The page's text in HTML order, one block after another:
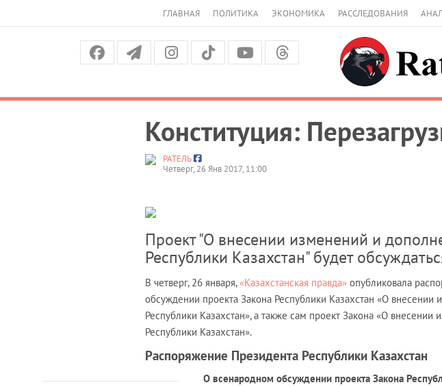
ГЛАВНАЯ ПОЛИТИКА ЭКОНОМИКА РАССЛЕДОВАНИЯ
Конституция:
РАТЕЛЬ
Четверг, 26 Янв 2017, 11:00
Проект "О внесении изменений и
Республики Казахстан" будет
В четверг, 26 января,«Казахстанская правда» опубликовала
обсуждении проекта Закона Республики Казахстан «О
Республики Казахстан», а также сам проект Закона «О
Республики Казахстан».
Распоряжение Президента Республики Казахстан
О всенародном обсуждении проекта Закона